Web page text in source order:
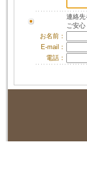
連絡先
ご安心
お名前：
E-mail：
電話：